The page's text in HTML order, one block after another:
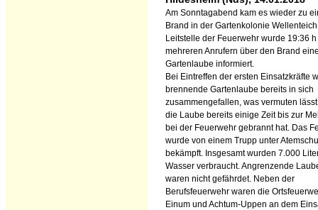
Am Sonntagabend kam es wieder zu
Brand in der Gartenkolonie
Leitstelle der Feuerwehr wurde 19:36
mehreren Anrufern über den Brand
Gartenlaube informiert.
Bei Eintreffen der ersten Einsatzkräfte
brennende Gartenlaube bereits in sich
zusammengefallen, was vermuten
die Laube bereits einige Zeit bis zur
bei der Feuerwehr gebrannt hat. Das
wurde von einem Trupp unter
bekämpft. Insgesamt wurden 7.000
Wasser verbraucht. Angrenzende
waren nicht gefährdet. Neben der
Berufsfeuerwehr waren die
Einum und Achtum-Uppen an dem